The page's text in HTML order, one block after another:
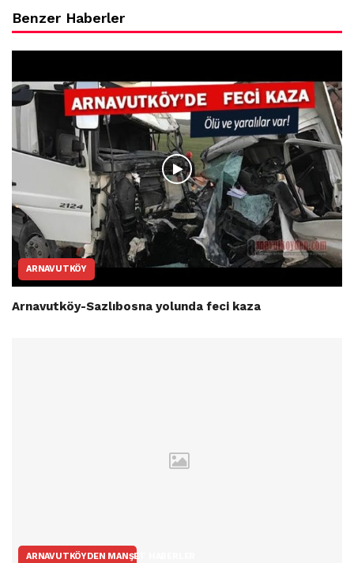
Benzer Haberler
ARNAVUTKÖY
Arnavutköy-Sazlıbosna yolunda feci kaza
ARNAVUTKÖYDEN MANŞET HABERLER